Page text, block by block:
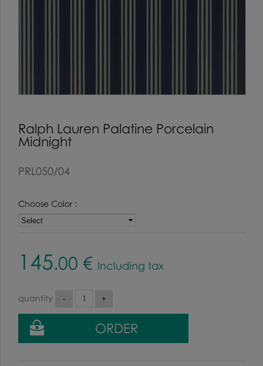
Ralph Lauren Palatine Porcelain
Midnight
PRL050/04
Choose Color :
145.00 € Including tax
quantity